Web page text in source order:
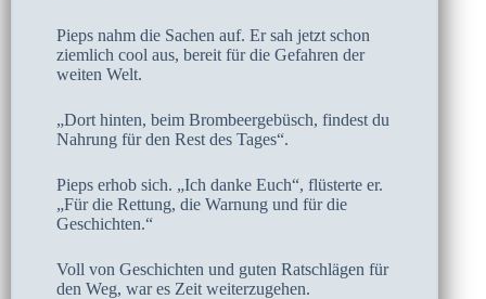
Pieps nahm die Sachen auf. Er sah jetzt schon
ziemlich cool aus, bereit für die Gefahren der
weiten Welt.
„Dort hinten, beim Brombeergebüsch, findest du
Nahrung für den Rest des Tages“.
Pieps erhob sich. „Ich danke Euch“, flüsterte er.
„Für die Rettung, die Warnung und für die
Geschichten.“
Voll von Geschichten und guten Ratschlägen für
den Weg, war es Zeit weiterzugehen.